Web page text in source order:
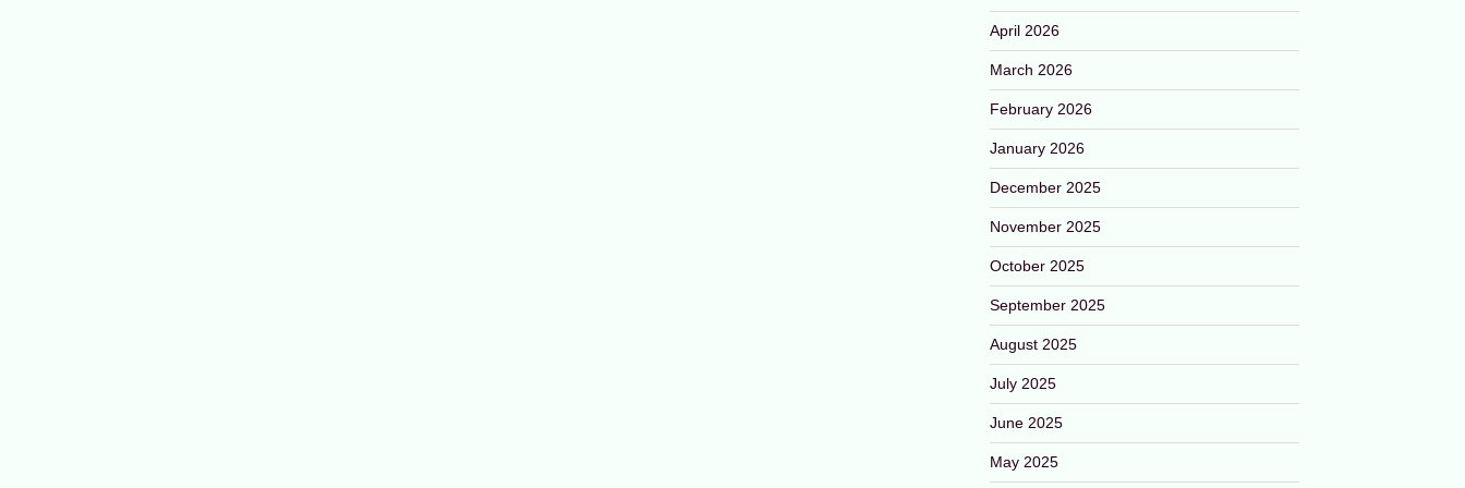
April 2026
March 2026
February 2026
January 2026
December 2025
November 2025
October 2025
September 2025
August 2025
July 2025
June 2025
May 2025